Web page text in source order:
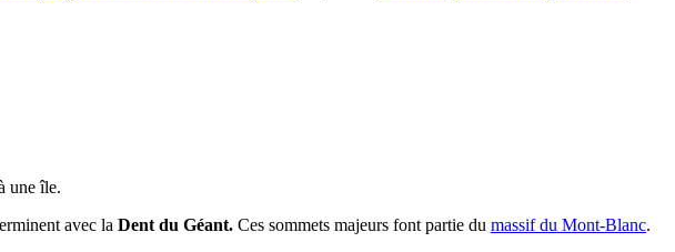
une île.
avec la Dent du Géant. Ces sommets majeurs font partie du massif du Mont-Blanc.